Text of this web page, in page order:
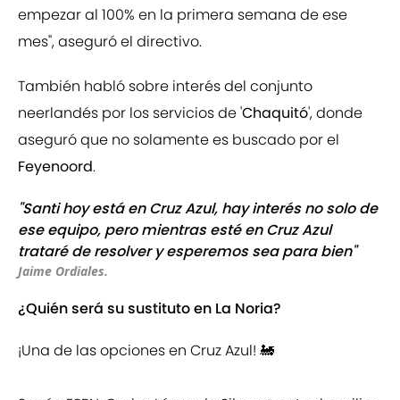
empezar al 100% en la primera semana de ese
mes", aseguró el directivo.
También habló sobre interés del conjunto
neerlandés por los servicios de 'Chaquitó', donde
aseguró que no solamente es buscado por el
Feyenoord.
"Santi hoy está en Cruz Azul, hay interés no solo de
ese equipo, pero mientras esté en Cruz Azul
trataré de resolver y esperemos sea para bien"
Jaime Ordiales.
¿Quién será su sustituto en La Noria?
¡Una de las opciones en Cruz Azul! 🚂